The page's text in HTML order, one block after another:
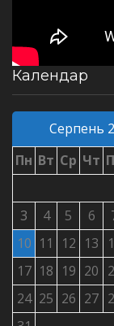
Календар
Серпень
Пн Вт Ср Чт
3
4 5 6
10 11 12 13
17 18 19 20
24 25 26 27